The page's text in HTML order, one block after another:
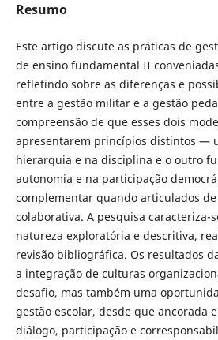
Resumo
Este artigo discute as práticas de
de ensino fundamental II
refletindo sobre as diferenças e
entre a gestão militar e a gestão
compreensão de que esses dois
apresentarem princípios distintos —
hierarquia e na disciplina e o outro
autonomia e na participação
complementar quando articulados
colaborativa. A pesquisa caracteriza-
natureza exploratória e descritiva,
revisão bibliográfica. Os resultados
a integração de culturas
desafio, mas também uma
gestão escolar, desde que ancorada
diálogo, participação e